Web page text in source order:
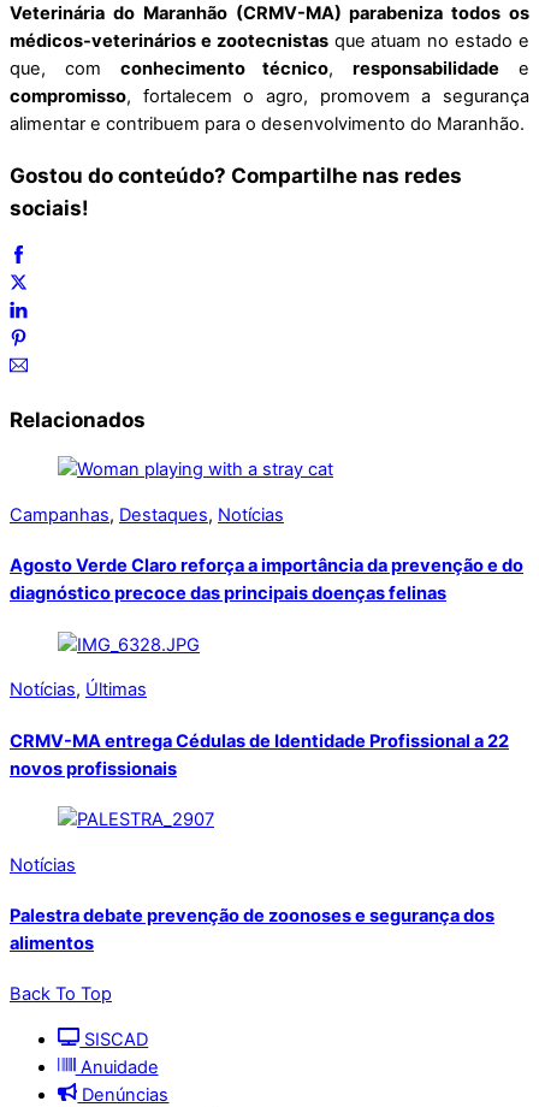
Veterinária do Maranhão (CRMV-MA) parabeniza todos os
médicos-veterinários e zootecnistasque atuam no estado e
que, com conhecimento técnico,responsabilidade e
compromisso, fortalecem o agro, promovem a segurança
alimentar e contribuem para o desenvolvimento do Maranhão.
Gostou do conteúdo? Compartilhe nas redes
sociais!
Relacionados
Campanhas, Destaques, Notícias
Agosto Verde Claro reforça a importância da prevenção e do
diagnóstico precoce das principais doenças felinas
Notícias, Últimas
CRMV-MA entrega Cédulas de Identidade Profissional a 22
novos profissionais
Notícias
Palestra debate prevenção de zoonoses e segurança dos
alimentos
Back To Top
SISCAD
Anuidade
Denúncias